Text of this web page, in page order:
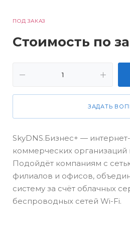
ПОД ЗАКАЗ
Стоимость по
ЗАДАТЬ
SkyDNS.Бизнес+ —
коммерческих организаций
Подойдёт компаниям с
филиалов и офисов,
систему за счёт облачных
беспроводных сетей Wi-Fi.